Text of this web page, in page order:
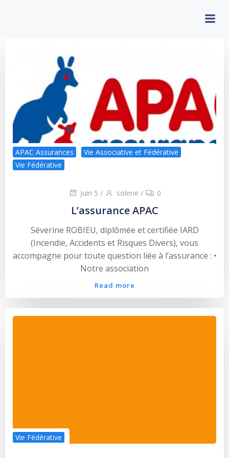
APAC Assurances
Vie Associative et Fédérative
Vie Fédérative
Juin 5 / solene / 0
L’assurance APAC
Séverine ROBIEU, diplômée et certifiée IARD
(Incendie, Accidents et Risques Divers), vous
accompagne pour toute question liée à l’assurance : •
Notre association
Read more
Vie Fédérative